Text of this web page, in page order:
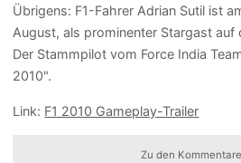
Übrigens: F1-Fahrer Adrian Sutil ist
August, als prominenter Stargast auf
Der Stammpilot vom Force India
2010".
Link: F1 2010 Gameplay-Trailer
Zu den